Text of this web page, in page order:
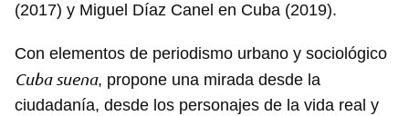
(2017) y Miguel Díaz Canel en Cuba (2019).
Con elementos de periodismo urbano y sociológico
Cuba suena, propone una mirada desde la
ciudadanía, desde los personajes de la vida real y